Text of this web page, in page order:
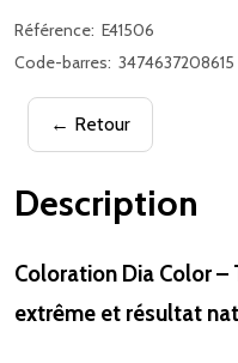
Référence: E41506
Code-barres: 3474637208615
← Retour
Description
Coloration Dia Color
extrême et résultat